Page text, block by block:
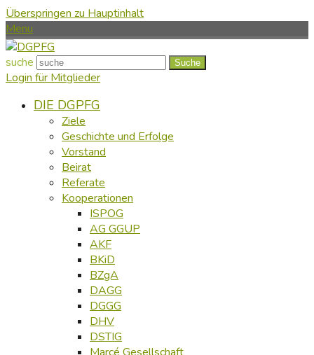
Überspringen zu Hauptinhalt
Menu
suche Suche
Login für Mitglieder
DIE DGPFG
Ziele
Geschichte und Erfolge
Vorstand
Beirat
Referate
Kooperationen
ISPOG
AG GGUP
AKF
BKiD
BZgA
DAGG
DGGG
DHV
DSTIG